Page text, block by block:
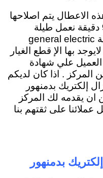
الاعطال يتم اصلاحها
في وقت قصير قد لا يتجاور 90 دقيقة نعمل طيلة
الوقت لخدمة عملاء مركز صيانة general electric
بها الإ قطع الغيار
علي شهادة
المركز . اذا كان لديكم
إلكتريك بدمنهور
ان يقدمه لك المركز
على ثقتهم بنا
بدمنهور